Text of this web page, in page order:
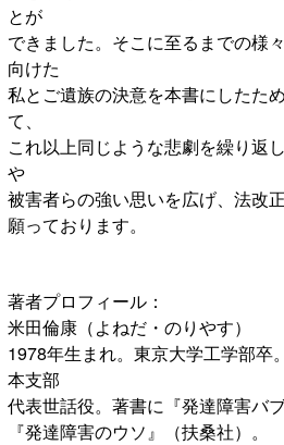
とが
できました。そこに至るまでの様
向けた
私とご遺族の決意を本書にしたた
て、
これ以上同じような悲劇を繰り返
や
被害者らの強い思いを広げ、法改
願っております。
著者プロフィール：
米田倫康（よねだ・のりやす）
1978年生まれ。東京大学工学部卒
本支部
代表世話役。著書に『発達障害バ
『発達障害のウソ』（扶桑社）。